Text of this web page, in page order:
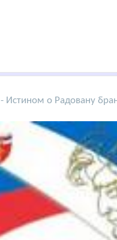
Истином о Радовану